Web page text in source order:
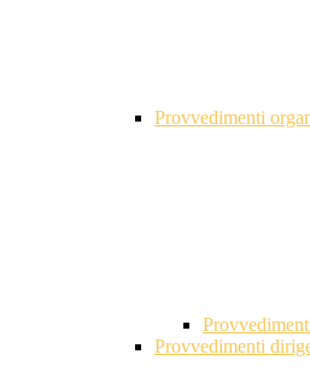
Provvedimenti
Provvedimenti